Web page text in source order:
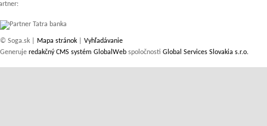
© Soga.sk | Mapa stránok
Vyhľadávanie
Generuje redakčný CMS systém GlobalWeb spoločnosti Global Services Slovakia s.r.o.